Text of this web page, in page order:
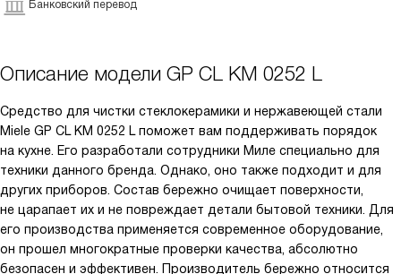
Банковский перевод
Описание модели GP CL KM 0252 L
Средство для чистки стеклокерамики и нержавеющей стали
Miele GP CL KM 0252 L поможет вам поддерживать порядок
на кухне. Его разработали сотрудники Миле специально для
техники данного бренда. Однако, оно также подходит и для
других приборов. Состав бережно очищает поверхности,
не царапает их и не повреждает детали бытовой техники. Для
его производства применяется современное оборудование,
он прошел многократные проверки качества, абсолютно
безопасен и эффективен. Производитель бережно относится